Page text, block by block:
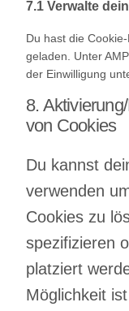
7.1 Verwalte
Du hast die
geladen. Unter
der Einwilligung
8.
von Cookies
Du kannst
verwenden
Cookies zu
spezifizieren
platziert
Möglichkeit